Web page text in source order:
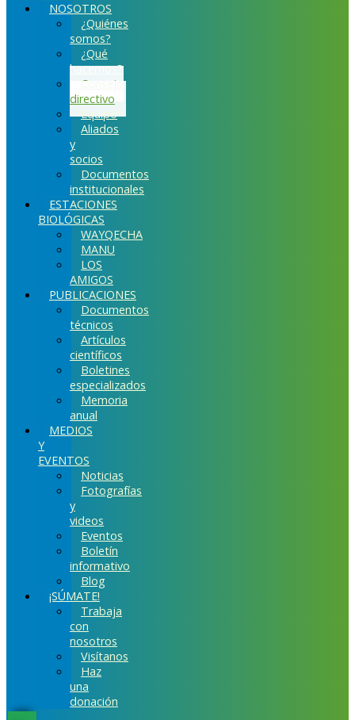
NOSOTROS
¿Quiénes
somos?
¿Qué
hacemos?
Consejo
directivo
Equipo
Aliados
y
socios
Documentos
institucionales
ESTACIONES
BIOLÓGICAS
WAYQECHA
MANU
LOS
AMIGOS
PUBLICACIONES
Documentos
técnicos
Artículos
científicos
Boletines
especializados
Memoria
anual
MEDIOS
Y
EVENTOS
Noticias
Fotografías
y
videos
Eventos
Boletín
informativo
Blog
¡SÚMATE!
Trabaja
con
nosotros
Visítanos
Haz
una
donación